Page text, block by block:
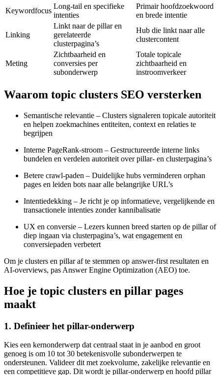
Keywordfocus
Long-tail en specifieke
intenties
Primair hoofdzoekwoord
en brede intentie
Linking
Linkt naar de pillar en
gerelateerde
clusterpagina’s
Hub die linkt naar alle
clustercontent
Meting
Zichtbaarheid en
conversies per
subonderwerp
Totale topicale
zichtbaarheid en
instroomverkeer
Waarom topic clusters SEO versterken
Semantische relevantie – Clusters signaleren topicale autoriteit
en helpen zoekmachines entiteiten, context en relaties te
begrijpen
Interne PageRank-stroom – Gestructureerde interne links
bundelen en verdelen autoriteit over pillar- en clusterpagina’s
Betere crawl-paden – Duidelijke hubs verminderen orphan
pages en leiden bots naar alle belangrijke URL’s
Intentiedekking – Je richt je op informatieve, vergelijkende en
transactionele intenties zonder kannibalisatie
UX en conversie – Lezers kunnen breed starten op de pillar of
diep ingaan via clusterpagina’s, wat engagement en
conversiepaden verbetert
Om je clusters en pillar af te stemmen op answer-first resultaten en
AI-overviews, pas Answer Engine Optimization (AEO) toe.
Hoe je topic clusters en pillar pages
maakt
1. Definieer het pillar-onderwerp
Kies een kernonderwerp dat centraal staat in je aanbod en groot
genoeg is om 10 tot 30 betekenisvolle subonderwerpen te
ondersteunen. Valideer dit met zoekvolume, zakelijke relevantie en
een competitieve gap. Dit wordt je pillar-onderwerp en hoofd pillar